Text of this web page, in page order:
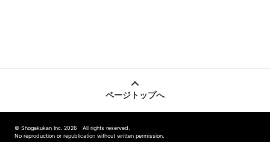
ページトップへ
© Shogakukan Inc. 2026 All rights reserved.
No reproduction or republication without written permission.